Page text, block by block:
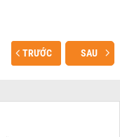
TRƯỚC SAU